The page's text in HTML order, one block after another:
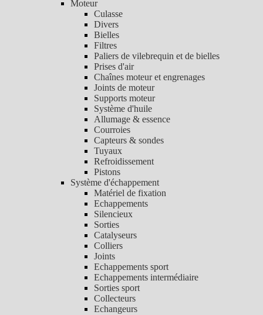
Moteur
Culasse
Divers
Bielles
Filtres
Paliers de vilebrequin et de bielles
Prises d'air
Chaînes moteur et engrenages
Joints de moteur
Supports moteur
Système d'huile
Allumage & essence
Courroies
Capteurs & sondes
Tuyaux
Refroidissement
Pistons
Système d'échappement
Matériel de fixation
Echappements
Silencieux
Sorties
Catalyseurs
Colliers
Joints
Echappements sport
Echappements intermédiaire
Sorties sport
Collecteurs
Echangeurs